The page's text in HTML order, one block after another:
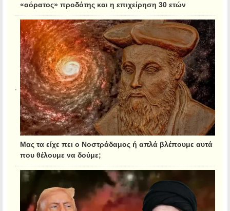
«αόρατος» προδότης και η επιχείρηση 30 ετών
Μας τα είχε πει ο Νοστράδαμος ή απλά βλέπουμε αυτά
που θέλουμε να δούμε;